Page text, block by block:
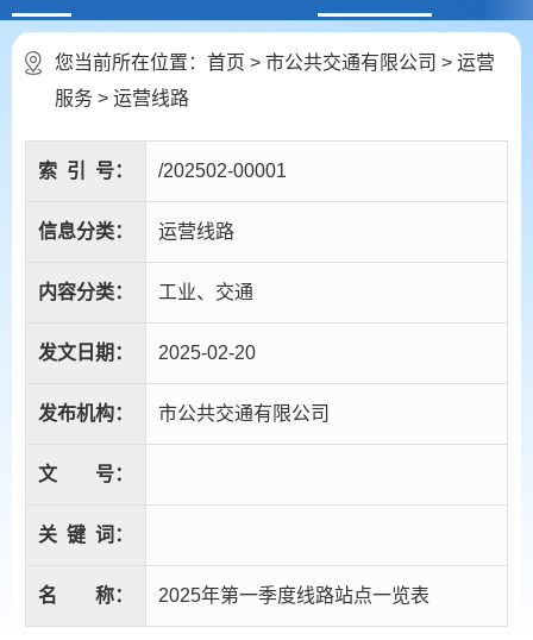
您当前所在位置： 首页 > 市公共交通有限公司 > 运营
服务 > 运营线路
索 引 号： /202502-00001
信息分类： 运营线路
内容分类： 工业、交通
发文日期： 2025-02-20
发布机构： 市公共交通有限公司
文 号：
关 键 词：
名 称： 2025年第一季度线路站点一览表